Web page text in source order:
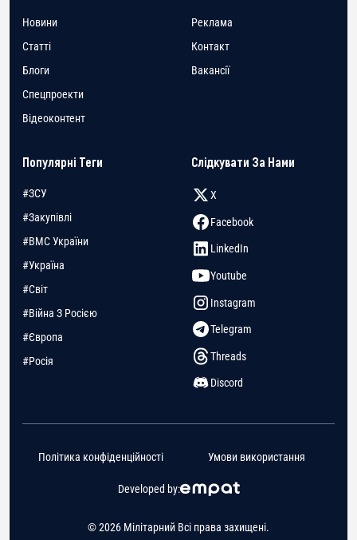
Новини
Статті
Блоги
Спецпроекти
Відеоконтент
Реклама
Контакт
Вакансії
Популярні Теги
#ЗСУ
#Закупівлі
#ВМС України
#Україна
#Світ
#Війна З Росією
#Європа
#Росія
Слідкувати За Нами
X
Facebook
LinkedIn
Youtube
Instagram
Telegram
Threads
Discord
© 2026 Мілітарний Всі права захищені.
Developed by:
Політика конфіденційності Умови використання